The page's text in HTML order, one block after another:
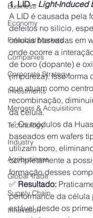
Business
Economy
Financial Markets
Companies
Corporate Strategy
Investments
Mergers & Acquisitions
Technology
Industry
Agribusiness
Global Trade
Supply Chain
Innovation
1. LID – Light-Induced
A LID é causada pela
defeitos no silício,
células baseadas em
onde ocorre a
de boro (dopante) e
(impureza). Isso forma
que atuam como
recombinação,
da célula.
✅ Os módulos da
baseados em wafers
utilizam boro,
completamente a
formação desses
✅ Resultado:
performance da célula
estável desde os